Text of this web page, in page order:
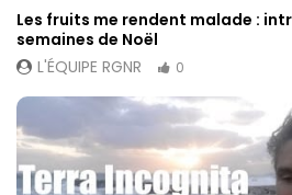
Les fruits me rendent malade :
semaines de Noël
L'ÉQUIPE RGNR
0